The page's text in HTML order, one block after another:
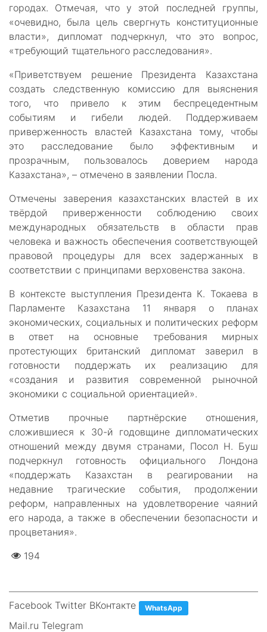
городах. Отмечая, что у этой последней группы,
«очевидно, была цель свергнуть конституционные
власти», дипломат подчеркнул, что это вопрос,
«требующий тщательного расследования».
«Приветствуем решение Президента Казахстана
создать следственную комиссию для выяснения
того, что привело к этим беспрецедентным
событиям и гибели людей. Поддерживаем
приверженность властей Казахстана тому, чтобы
это расследование было эффективным и
прозрачным, пользовалось доверием народа
Казахстана», – отмечено в заявлении Посла.
Отмечены заверения казахстанских властей в их
твёрдой приверженности соблюдению своих
международных обязательств в области прав
человека и важность обеспечения соответствующей
правовой процедуры для всех задержанных в
соответствии с принципами верховенства закона.
В контексте выступления Президента К. Токаева в
Парламенте Казахстана 11 января о планах
экономических, социальных и политических реформ
в ответ на основные требования мирных
протестующих британский дипломат заверил в
готовности поддержать их реализацию для
«создания и развития современной рыночной
экономики с социальной ориентацией».
Отметив прочные партнёрские отношения,
сложившиеся к 30-й годовщине дипломатических
отношений между двумя странами, Посол Н. Буш
подчеркнул готовность официального Лондона
«поддержать Казахстан в реагировании на
недавние трагические события, продолжении
реформ, направленных на удовлетворение чаяний
его народа, а также в обеспечении безопасности и
процветания».
194
Facebook Twitter ВКонтакте WhatsApp
Mail.ru Telegram